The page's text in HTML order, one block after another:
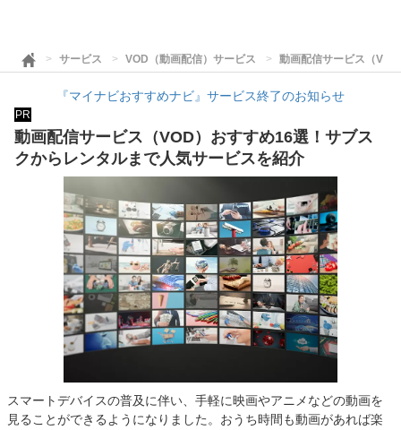
サービス VOD（動画配信）サービス 動画配信サービス（
『マイナビおすすめナビ』サービス終了のお知らせ
PR
動画配信サービス（VOD）おすすめ16選！サブス
クからレンタルまで人気サービスを紹介
スマートデバイスの普及に伴い、手軽に映画やアニメなどの動画を
見ることができるようになりました。おうち時間も動画があれば楽